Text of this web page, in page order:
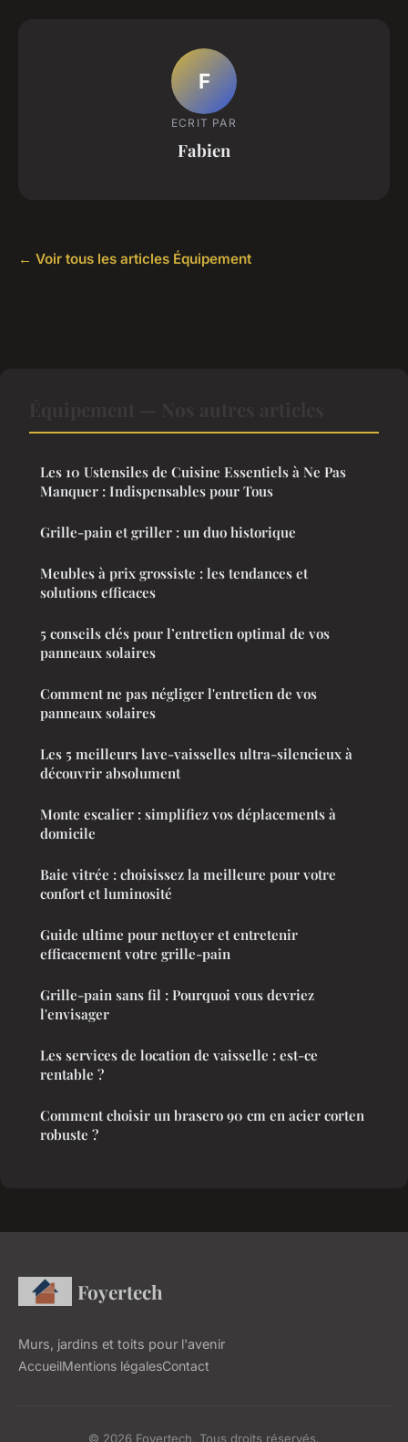
F
ECRIT PAR
Fabien
← Voir tous les articles Équipement
Les 10 Ustensiles de Cuisine Essentiels à Ne Pas
Manquer : Indispensables pour Tous
Grille-pain et griller : un duo historique
Meubles à prix grossiste : les tendances et
solutions efficaces
5 conseils clés pour l’entretien optimal de vos
panneaux solaires
Comment ne pas négliger l'entretien de vos
panneaux solaires
Les 5 meilleurs lave-vaisselles ultra-silencieux à
découvrir absolument
Monte escalier : simplifiez vos déplacements à
domicile
Baie vitrée : choisissez la meilleure pour votre
confort et luminosité
Guide ultime pour nettoyer et entretenir
efficacement votre grille-pain
Grille-pain sans fil : Pourquoi vous devriez
l'envisager
Les services de location de vaisselle : est-ce
rentable ?
Comment choisir un brasero 90 cm en acier corten
robuste ?
Foyertech
Murs, jardins et toits pour l'avenir
AccueilMentions légalesContact
© 2026 Foyertech. Tous droits réservés.